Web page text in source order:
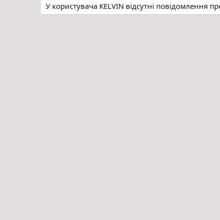
У користувача KELVIN відсутні повідомлення